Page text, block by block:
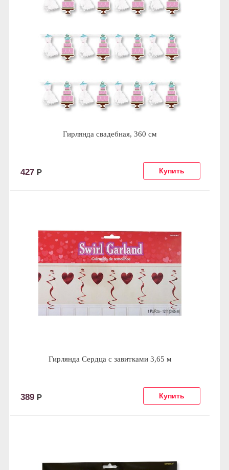
Гирлянда свадебная, 360 см
427 Р
Гирлянда Сердца с завитками 3,65 м
389 Р